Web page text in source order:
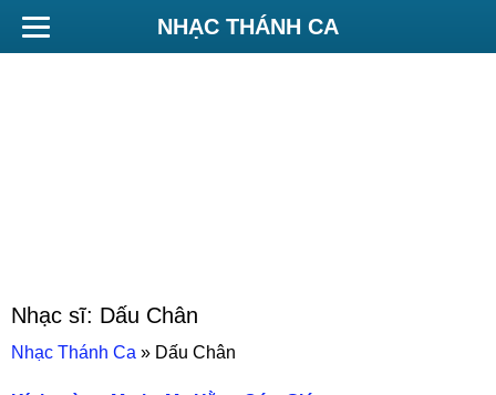
NHẠC THÁNH CA
Nhạc sĩ: Dấu Chân
Nhạc Thánh Ca » Dấu Chân